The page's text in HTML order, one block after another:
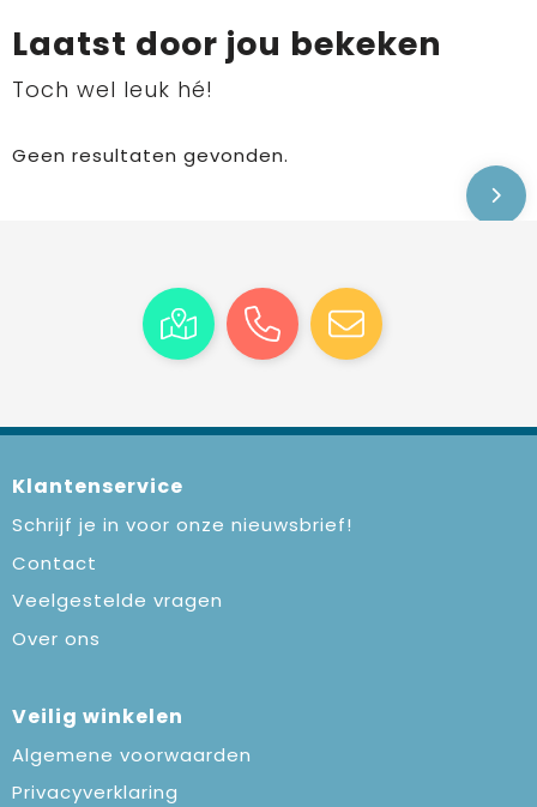
Laatst door jou bekeken
Toch wel leuk hé!
Geen resultaten gevonden.
Klantenservice
Schrijf je in voor onze nieuwsbrief!
Contact
Veelgestelde vragen
Over ons
Veilig winkelen
Algemene voorwaarden
Privacyverklaring